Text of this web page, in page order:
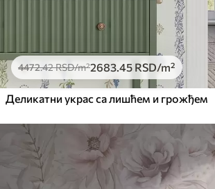
4472.42RSD/m²2683.45 RSD/m²
Деликатни украс са лишћем и грожђем